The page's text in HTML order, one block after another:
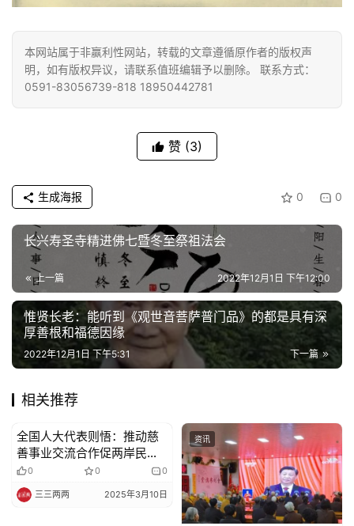
本网站属于非赢利性网站，转载的文章遵循原作者的版权声
明，如有版权异议，请联系值班编辑予以删除。 联系方式：
0591-83056739-818 18950442781
赞 (3)
0 0
生成海报
长兴寿圣寺精进佛七暨冬至祭祖法会
上一篇 2022年12月1日 下午12:00
惟贤长老：​能听到《观世音菩萨普门品》的都是具有深
厚善根和福德因缘
下一篇
2022年12月1日 下午5:31
相关推荐
资讯
全国人大代表则悟：推动慈
善事业交流合作促两岸民心
相通
0 0 0
三三两两 2025年3月10日
资讯